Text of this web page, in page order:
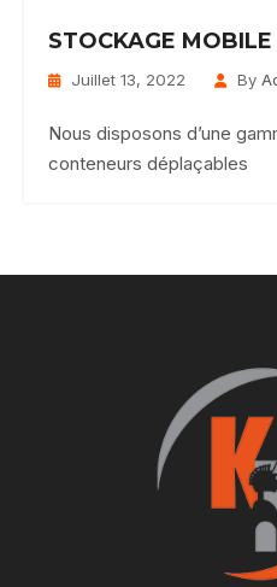
STOCKAGE MOBILE
Juillet 13, 2022 By
Nous disposons d’une
conteneurs déplaçables